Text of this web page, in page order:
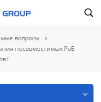
вопросы
несовместимых PoE-